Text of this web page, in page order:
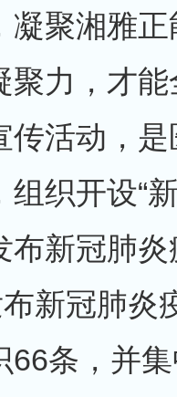
凝聚湘雅
聚力，才
传活动，
织开设“
布新冠肺
新冠肺炎
66条，并